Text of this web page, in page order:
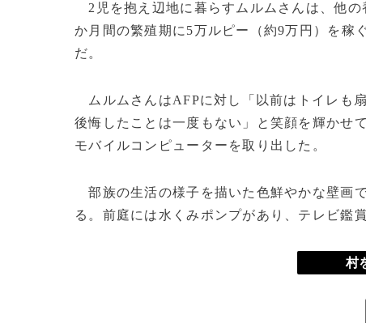
2児を抱え辺地に暮らすムルムさんは、他
か月間の繁殖期に5万ルピー（約9万円）を稼
だ。
ムルムさんはAFPに対し「以前はトイレも
後悔したことは一度もない」と笑顔を輝かせ
モバイルコンピューターを取り出した。
部族の生活の様子を描いた色鮮やかな壁画
る。前庭には水くみポンプがあり、テレビ鑑
村